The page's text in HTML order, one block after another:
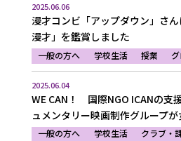
2025.06.06
漫才コンビ「アップダウン」さ
漫才」を鑑賞しました
一般の方へ 学校生活 授業
2025.06.04
WE CAN！ 国際NGO ICANの支
ュメンタリー映画制作グループ
一般の方へ 学校生活 クラブ・